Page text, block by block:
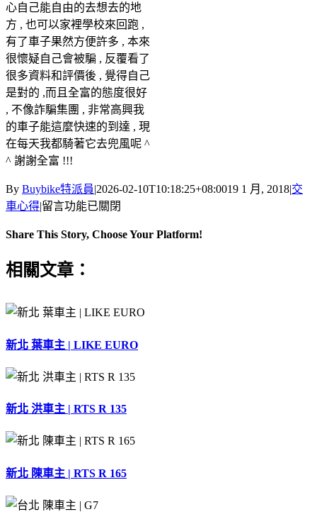
心自己能自由的去想去的地
方 , 也可以家裡學校來回跑 ,
有了車子果然方便許多 , 本來
很懷疑自己會被騙 , 反覆看了
很多資料和評價後 , 覺得自己
是對的 ,而且全富的態度很好
, 不像詐騙集團 , 非常高興我
的車子能這麼快速的到達 , 現
在每天我都騎著它去兜風呢 ^
^ 謝謝全富 !!!
By Buybike特派員|2026-02-10T10:18:25+08:0019 1 月, 2018|交
車心得|在
仁
技
學-
同
中
留言功能已關閉
Share This Story, Choose Your Platform!
Facebook
X
Reddit
LinkedIn
Tumblr
Pinterest
Vk
Email:
相關文章：
新北 葉車主 | LIKE EURO
新北 洪車主 | RTS R 135
新北 陳車主 | RTS R 165